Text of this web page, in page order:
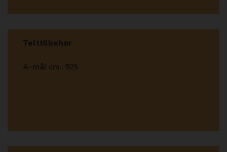
Telttilbehør
A-mål cm.: 925